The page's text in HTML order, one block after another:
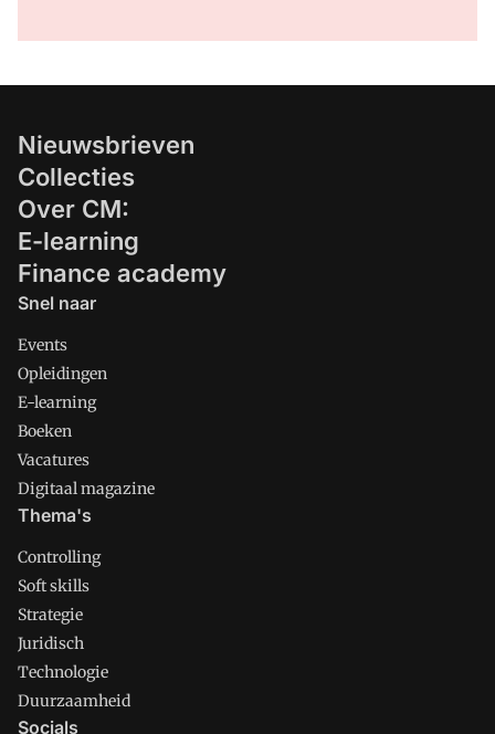
Nieuwsbrieven
Collecties
Over CM:
E-learning
Finance academy
Snel naar
Events
Opleidingen
E-learning
Boeken
Vacatures
Digitaal magazine
Thema's
Controlling
Soft skills
Strategie
Juridisch
Technologie
Duurzaamheid
Socials